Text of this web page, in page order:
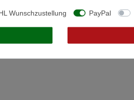
Wunschzustellung PayPal